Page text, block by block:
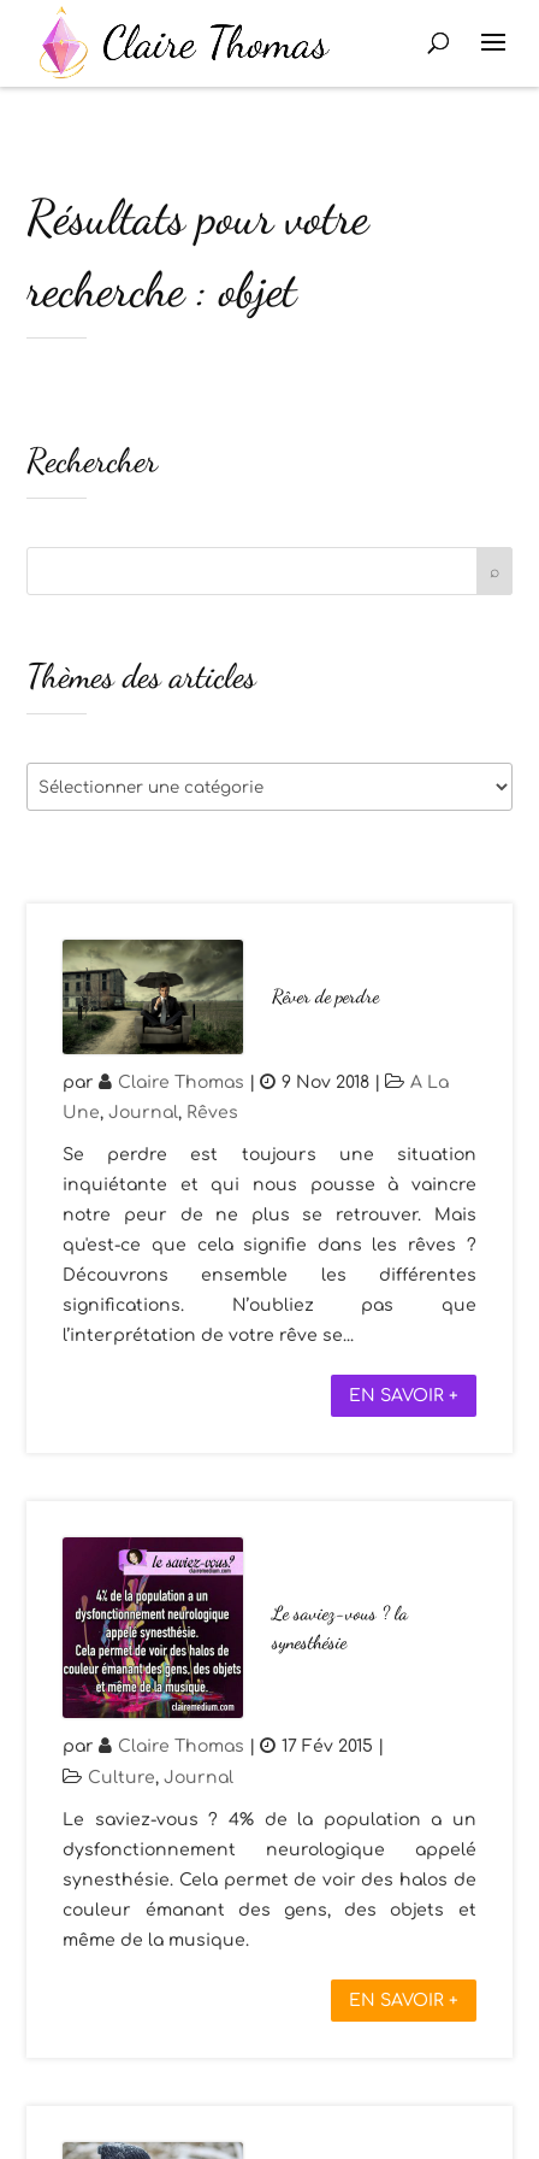
Résultats pour votre
recherche : objet
Rêver de perdre
par Claire Thomas | 9 Nov 2018
A La
Une,Journal, Rêves
Se perdre est toujours une situation
inquiétante et qui nous pousse à vaincre
notre peur de ne plus se retrouver. Mais
qu'est-ce que cela signifie dans les rêves ?
Découvrons ensemble les différentes
significations. N’oubliez pas que
l’interprétation de votre rêve se...
EN SAVOIR +
Le saviez-vous ? la
synesthésie
par Claire Thomas | 17 Fév 2015
Culture,Journal
Le saviez-vous ? 4% de la population a un
dysfonctionnement neurologique appelé
synesthésie. Cela permet de voir des halos de
couleur émanant des gens, des objets et
même de la musique.
EN SAVOIR +
Rechercher
Thèmes des articles
Thèmes
des